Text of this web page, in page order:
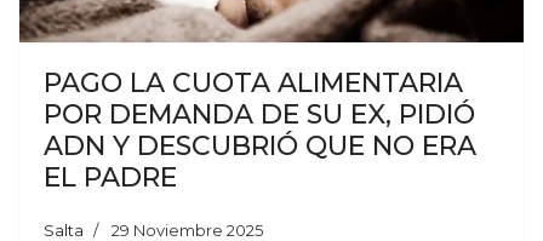
PAGO LA CUOTA ALIMENTARIA
POR DEMANDA DE SU EX, PIDIÓ
ADN Y DESCUBRIÓ QUE NO ERA
EL PADRE
Salta 29 Noviembre 2025